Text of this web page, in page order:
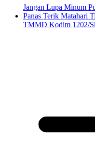
Jangan Lupa Minum
Panas Terik Matahari
TMMD Kodim 1202/